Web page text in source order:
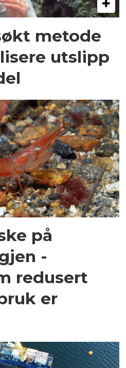
metode
utslipp
på
-
redusert
er